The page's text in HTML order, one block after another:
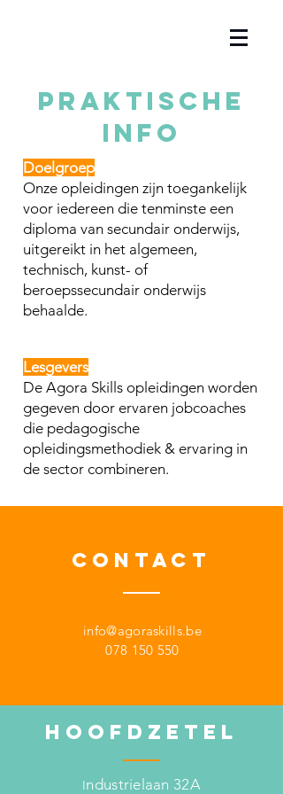
Praktische
info
Doelgroep
Onze opleidingen zijn toegankelijk
voor iedereen die tenminste een
diploma van secundair onderwijs,
uitgereikt in het algemeen,
technisch, kunst- of
beroepssecundair onderwijs
behaalde.
Lesgevers
De Agora Skills opleidingen worden
gegeven door ervaren jobcoaches
die pedagogische
opleidingsmethodiek & ervaring in
de sector combineren.
CONTACT
info@agoraskills.be
078 150 550
hoofdzetel
Industrielaan 32A